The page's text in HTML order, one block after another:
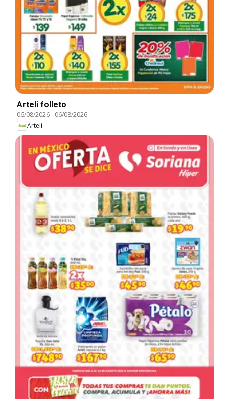
Arteli folleto
06/08/2026- 06/08/2026
Arteli